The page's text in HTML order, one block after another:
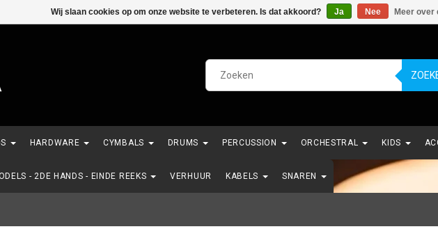
HARDWARE CYMBALS DRUMS PERCUSSION ORCHESTRAL KIDS
- 2DE HANDS - EINDE REEKS VERHUUR KABELS SNAREN
Wij slaan cookies op om onze website te verbeteren. Is dat akkoord? Ja Nee Meer over